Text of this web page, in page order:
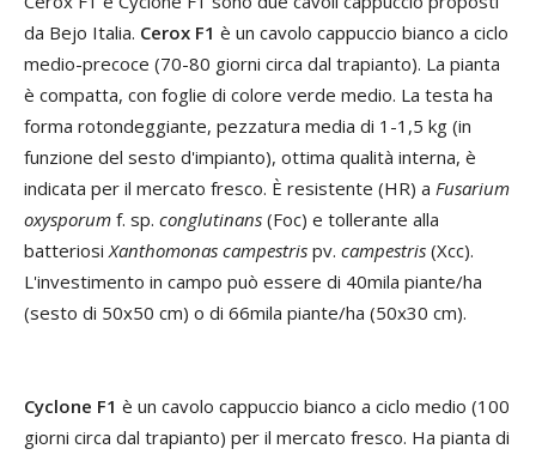
da Bejo Italia. Cerox F1 è un cavolo cappuccio bianco a ciclo
medio-precoce (70-80 giorni circa dal trapianto). La pianta
è compatta, con foglie di colore verde medio. La testa ha
forma rotondeggiante, pezzatura media di 1-1,5 kg (in
funzione del sesto d'impianto), ottima qualità interna, è
indicata per il mercato fresco. È resistente (HR) a Fusarium
oxysporum f. sp. conglutinans (Foc) e tollerante alla
batteriosi Xanthomonas campestris pv. campestris (Xcc).
L'investimento in campo può essere di 40mila piante/ha
(sesto di 50x50 cm) o di 66mila piante/ha (50x30 cm).
Cyclone F1 è un cavolo cappuccio bianco a ciclo medio (100
giorni circa dal trapianto) per il mercato fresco. Ha pianta di